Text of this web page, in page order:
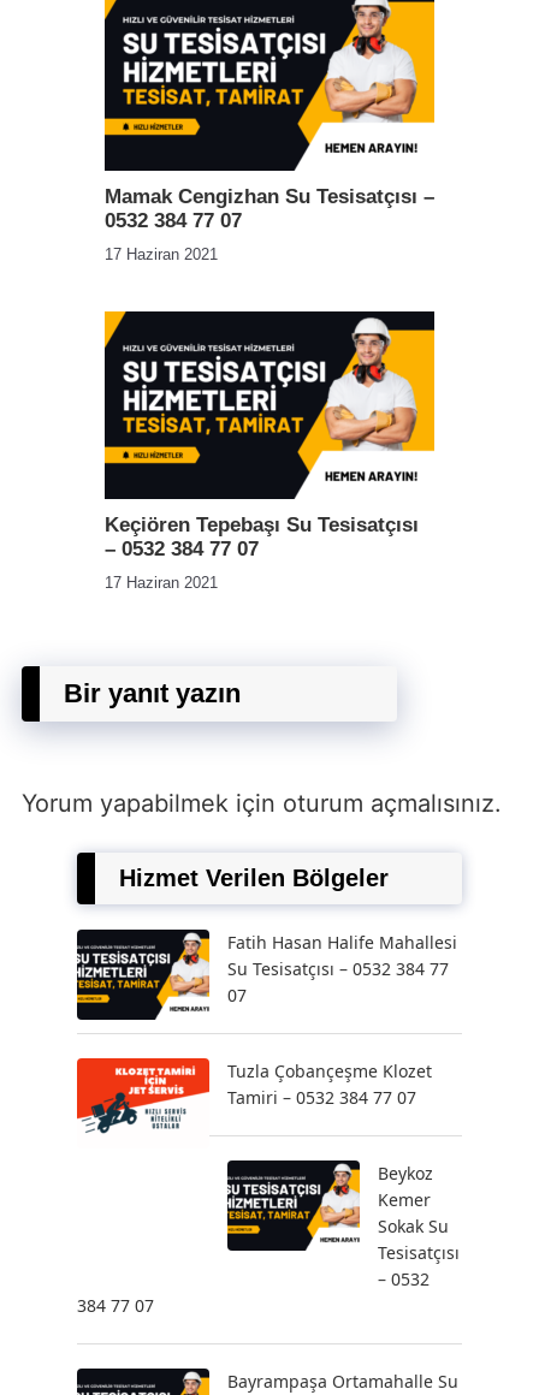
Mamak Cengizhan Su Tesisatçısı –
0532 384 77 07
17 Haziran 2021
Keçiören Tepebaşı Su Tesisatçısı
– 0532 384 77 07
17 Haziran 2021
Bir yanıt yazın
Yorum yapabilmek için oturum açmalısınız.
Hizmet Verilen Bölgeler
Fatih Hasan Halife Mahallesi
Su Tesisatçısı – 0532 384 77
07
Tuzla Çobançeşme Klozet
Tamiri – 0532 384 77 07
Beykoz
Kemer
Sokak Su
Tesisatçısı
– 0532
384 77 07
Bayrampaşa Ortamahalle Su